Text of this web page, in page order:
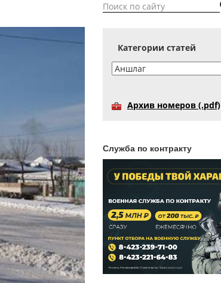
Категории статей
Архив номеров (.pdf)
Служба по контракту